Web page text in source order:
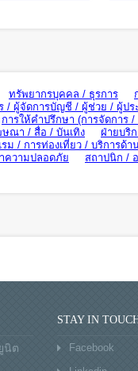
ทรัพยากรบุคคล / ธุรการ
/ ผู้จัดการบัญชี / ผู้ช่วย / ผู้ปร
การให้คำปรึกษา (การจัดการ
ณา / สื่อ / บันเทิง
ฝ่ายบริ
ม / การท่องเที่ยว / บริการด้
ความปลอดภัย
สถาปนิก /
นิต
STAY IN
Facebook